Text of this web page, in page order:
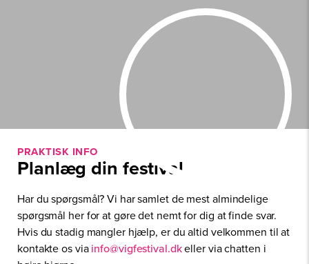
PRAKTISK INFO
Planlæg din festival
Har du spørgsmål? Vi har samlet de mest almindelige
spørgsmål her for at gøre det nemt for dig at finde svar.
Hvis du stadig mangler hjælp, er du altid velkommen til at
kontakte os viainfo@vigfestival.dkeller via chatten i